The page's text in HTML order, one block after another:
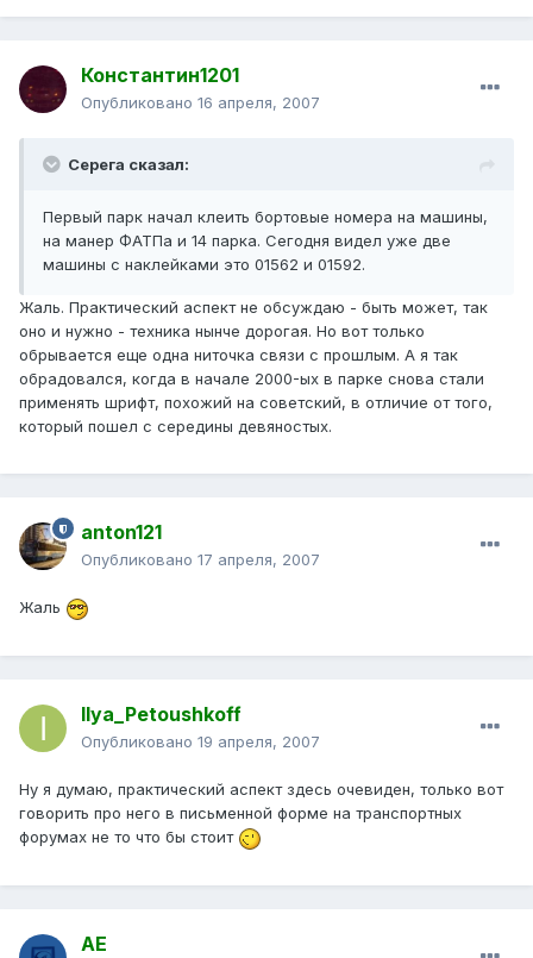
Константин1201
Опубликовано 16 апреля, 2007
Серега сказал:
Первый парк начал клеить бортовые номера на машины,
на манер ФАТПа и 14 парка. Сегодня видел уже две
машины с наклейками это 01562 и 01592.
Жаль. Практический аспект не обсуждаю - быть может, так
оно и нужно - техника нынче дорогая. Но вот только
обрывается еще одна ниточка связи с прошлым. А я так
обрадовался, когда в начале 2000-ых в парке снова стали
применять шрифт, похожий на советский, в отличие от того,
который пошел с середины девяностых.
anton121
Опубликовано 17 апреля, 2007
Жаль
Ilya_Petoushkoff
Опубликовано 19 апреля, 2007
Ну я думаю, практический аспект здесь очевиден, только вот
говорить про него в письменной форме на транспортных
форумах не то что бы стоит
АЕ